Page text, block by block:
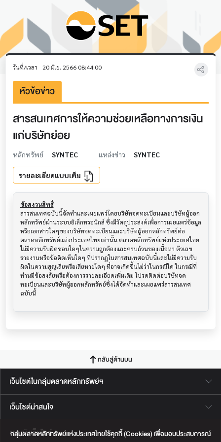
กลุ่มตลาดหลักทรัพย์แห่งประเทศไทยใช้คุกกี้ (Cookies) เพื่อมอบประสบการณ์
วันที่/เวลา 20 มิ.ย. 2566 08:44:00
หัวข้อข่าว
สารสนเทศการให้ความช่วยเหลือทางการเงิน
แก่บริษัทย่อย
หลักทรัพย์ SYNTEC แหล่งข่าว SYNTEC
รายละเอียดแบบเต็ม
ข้อสงวนสิทธิ์
สารสนเทศฉบับนี้จัดทำและเผยแพร่โดยบริษัทจดทะเบียนและบริษัทผู้ออก
หลักทรัพย์ผ่านระบบอิเล็กทรอนิกส์ ซึ่งมีวัตถุประสงค์เพื่อการเผยแพร่ข้อมูล
หรือเอกสารใดๆของบริษัทจดทะเบียนและบริษัทผู้ออกหลักทรัพย์ต่อ
ตลาดหลักทรัพย์แห่งประเทศไทยเท่านั้น ตลาดหลักทรัพย์แห่งประเทศไทย
ไม่มีความรับผิดชอบใดๆในความถูกต้องและครบถ้วนของเนื้อหา ตัวเลข
รายงานหรือข้อคิดเห็นใดๆ ที่ปรากฎในสารสนเทศฉบับนี้และไม่มีความรับ
ผิดในความสูญเสียหรือเสียหายใดๆ ที่อาจเกิดขึ้นไม่ว่าในกรณีใด ในกรณีที่
ท่านมีข้อสงสัยหรือต้องการรายละเอียดเพิ่มเติม โปรดติดต่อบริษัทจด
ทะเบียนและบริษัทผู้ออกหลักทรัพย์ซึ่งได้จัดทำและเผยแพร่สารสนเทศ
ฉบับนี้
กลับสู่ด้านบน
เว็บไซต์ในกลุ่มตลาดหลักทรัพย์ฯ
เว็บไซต์น่าสนใจ
แผนผังเว็บไซต์